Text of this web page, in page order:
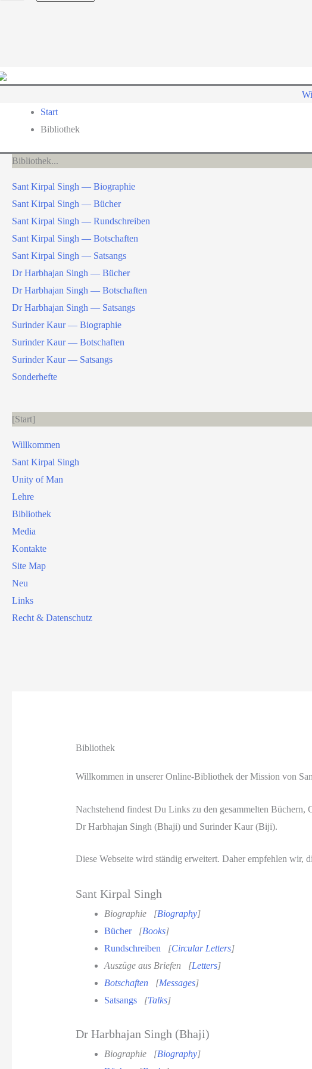
Start
Bibliothek
Bibliothek
Sant Kirpal Singh — Biographie
Sant Kirpal Singh — Bücher
Sant Kirpal Singh — Rundschreiben
Sant Kirpal Singh — Botschaften
Sant Kirpal Singh — Satsangs
Dr Harbhajan Singh — Bücher
Dr Harbhajan Singh — Botschaften
Dr Harbhajan Singh — Satsangs
Surinder Kaur — Biographie
Surinder Kaur — Botschaften
Surinder Kaur — Satsangs
Sonderhefte
Start
Willkommen
Sant Kirpal Singh
Unity of Man
Lehre
Bibliothek
Media
Kontakte
Site Map
Neu
Links
Recht & Datenschutz
Bibliothek
Willkommen in unserer Online-Bibliothek der Mission von
Nachstehend findest Du Links zu den gesammelten
Dr Harbhajan Singh (Bhaji) und Surinder Kaur (Biji).
Diese Webseite wird ständig erweitert. Daher empfehlen wir,
Sant Kirpal Singh
Biographie [Biography]
Bücher
[Books]
Rundschreiben
[Circular Letters]
Auszüge aus Briefen
[Letters]
Botschaften[Messages]
Satsangs
[Talks]
Dr Harbhajan Singh (Bhaji)
Biographie [Biography]